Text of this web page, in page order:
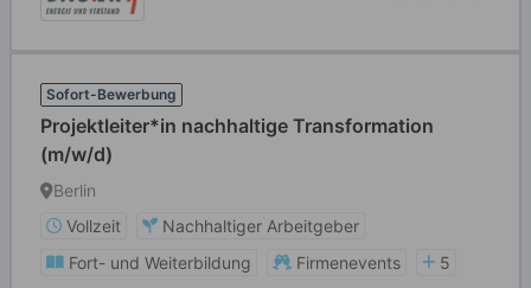
Sofort-Bewerbung
Projektleiter*in nachhaltige Transformation
(m/w/d)
Berlin
Vollzeit
Nachhaltiger Arbeitgeber
Fort- und Weiterbildung
Firmenevents
5